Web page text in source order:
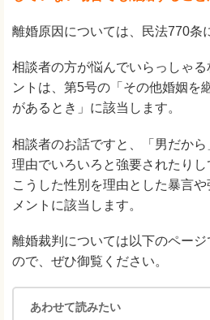
離婚原因については、民法770条
相談者の方が悩んでいらっしゃ
ントは、第5号の「その他婚姻を
があるとき」に該当します。
相談者のお話ですと、「男だか
理由でいろいろと強要されたりし
こうした性別を理由とした暴言
メントに該当します。
離婚裁判については以下のペー
ので、ぜひ御覧ください。
あわせて読みたい